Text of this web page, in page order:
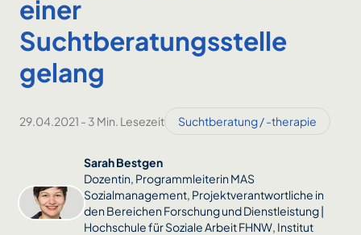
einer
Suchtberatungsstelle
gelang
29.04.2021 - 3 Min. Lesezeit Suchtberatung / -therapie
Sarah Bestgen
Dozentin, Programmleiterin MAS
Sozialmanagement, Projektverantwortliche in
den Bereichen Forschung und Dienstleistung |
Hochschule für Soziale Arbeit FHNW, Institut